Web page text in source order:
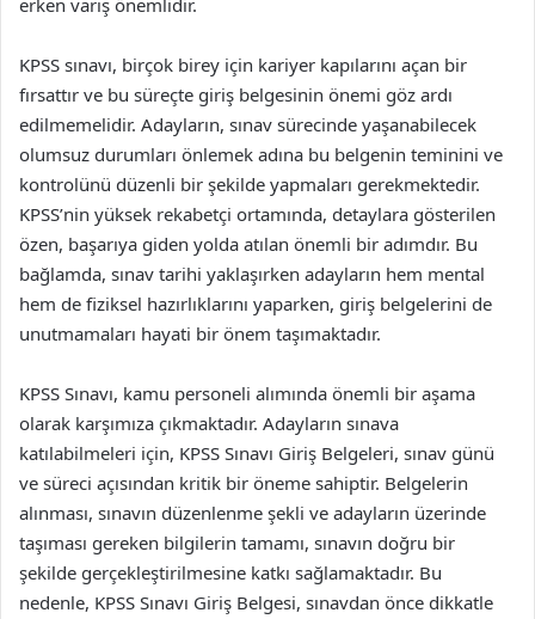
erken varış önemlidir.
KPSS sınavı, birçok birey için kariyer kapılarını açan bir
fırsattır ve bu süreçte giriş belgesinin önemi göz ardı
edilmemelidir. Adayların, sınav sürecinde yaşanabilecek
olumsuz durumları önlemek adına bu belgenin teminini ve
kontrolünü düzenli bir şekilde yapmaları gerekmektedir.
KPSS’nin yüksek rekabetçi ortamında, detaylara gösterilen
özen, başarıya giden yolda atılan önemli bir adımdır. Bu
bağlamda, sınav tarihi yaklaşırken adayların hem mental
hem de fiziksel hazırlıklarını yaparken, giriş belgelerini de
unutmamaları hayati bir önem taşımaktadır.
KPSS Sınavı, kamu personeli alımında önemli bir aşama
olarak karşımıza çıkmaktadır. Adayların sınava
katılabilmeleri için, KPSS Sınavı Giriş Belgeleri, sınav günü
ve süreci açısından kritik bir öneme sahiptir. Belgelerin
alınması, sınavın düzenlenme şekli ve adayların üzerinde
taşıması gereken bilgilerin tamamı, sınavın doğru bir
şekilde gerçekleştirilmesine katkı sağlamaktadır. Bu
nedenle, KPSS Sınavı Giriş Belgesi, sınavdan önce dikkatle